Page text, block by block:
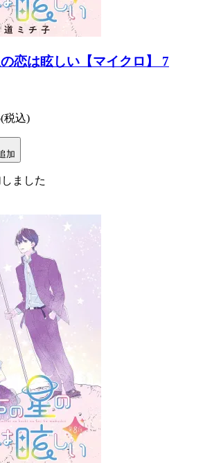
恋は眩しい【マイクロ】 7
(税込)
加
ました